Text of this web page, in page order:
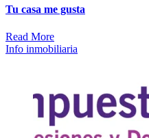
Tu casa me gusta
Read More
Info inmobiliaria